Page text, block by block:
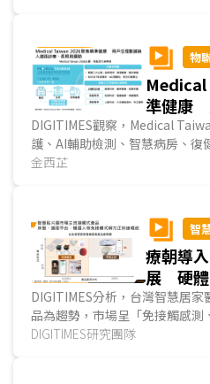
加，醫療設備大廠、超音波新創
爭已由硬體規格延伸至AI軟體、物
準健康
距診療
DIGITIMES觀察，Medical
護、AI輔助檢測、智慧病房、復
戶生理數據已納入診療、長照
示邁入實際應用發展。多數醫
他市場許可，產業重點開始步
金西芷
智
療朝導
展 硬體
體平台
DIGITIMES分析，台灣智慧居
品為趨勢，市場呈「免接觸感
產業正朝技術與數據驅動轉型。
DIGITIMES研究團隊